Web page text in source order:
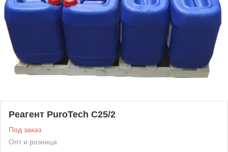
Реагент PuroTech С25/2
Под заказ
Опт и розница